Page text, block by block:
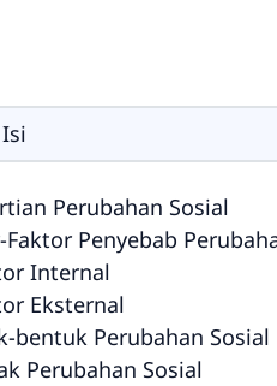
Perubahan Sosial
Faktor Penyebab
Internal
Eksternal
bentuk Perubahan Sosial
Perubahan Sosial